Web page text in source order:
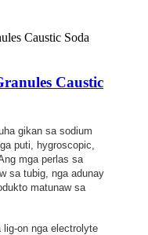
Caustic
gikan sa sodium
puti, hygroscopic,
mga perlas sa
sa tubig, nga adunay
matunaw sa
on nga electrolyte